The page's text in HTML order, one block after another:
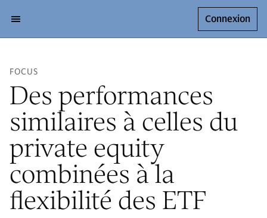
Connexion
FOCUS
Des performances
similaires à celles du
private equity
combinées à la
flexibilité des ETF